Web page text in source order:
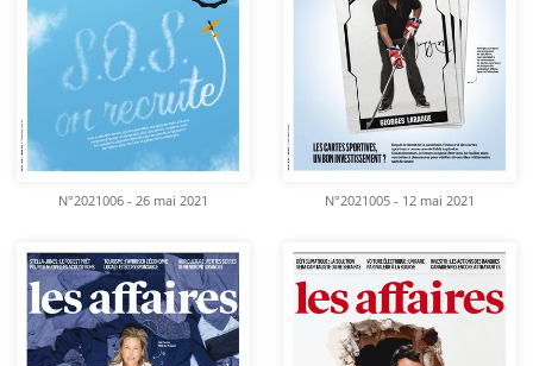
N°2021006 - 26 mai 2021 N°2021005 - 12 mai 2021